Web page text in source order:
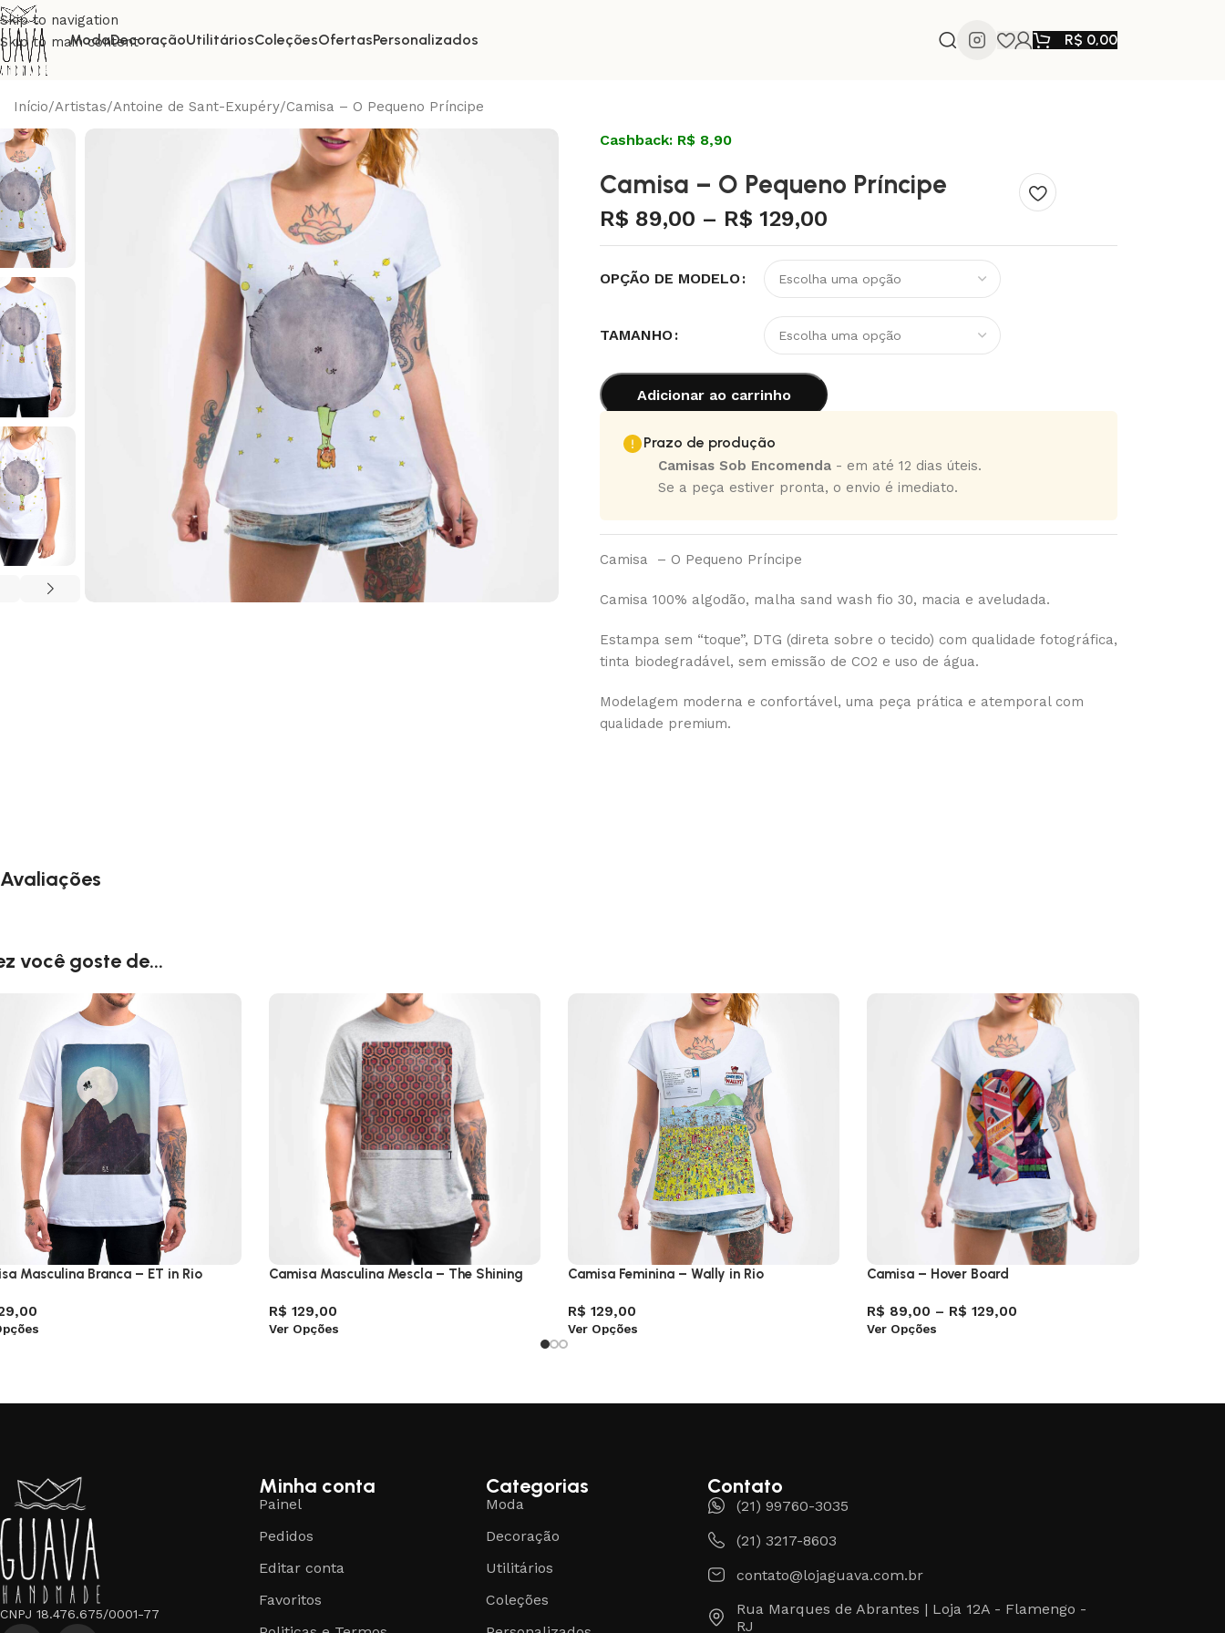
Skip to navigation
Skip to main content
ModaDecoraçãoUtilitáriosColeçõesOfertasPersonalizados R$ 0,00
Início Artistas Antoine de Sant-Exupéry Camisa – O Pequeno Príncipe
Cashback: R$ 8,90
Camisa – O Pequeno Príncipe
R$ 89,00 – R$ 129,00
OPÇÃO DE MODELO
TAMANHO
Adicionar ao carrinho
Prazo de produção
Camisas Sob Encomenda - em até 12 dias úteis.
Se a peça estiver pronta, o envio é imediato.
Camisa – O Pequeno Príncipe
Camisa 100% algodão, malha sand wash fio 30, macia e aveludada.
Estampa sem “toque”, DTG (direta sobre o tecido) com qualidade fotográfica,
tinta biodegradável, sem emissão de CO2 e uso de água.
Modelagem moderna e confortável, uma peça prática e atemporal com
qualidade premium.
Avaliações
você goste de...
Masculina Branca – ET in Rio Camisa Masculina Mescla – The Shining
R$ 129,00
Ver Opções
Camisa Feminina – Wally in Rio
R$ 129,00
Ver Opções
Camisa – Hover Board
R$ 89,00 – R$ 129,00
Ver Opções
CNPJ 18.476.675/0001-77
Minha conta
Painel
Pedidos
Editar conta
Favoritos
Categorias
Moda
Decoração
Utilitários
Coleções
Contato
(21) 99760-3035
(21) 3217-8603
contato@lojaguava.com.br
Rua Marques de Abrantes | Loja 12A - Flamengo -
RJ